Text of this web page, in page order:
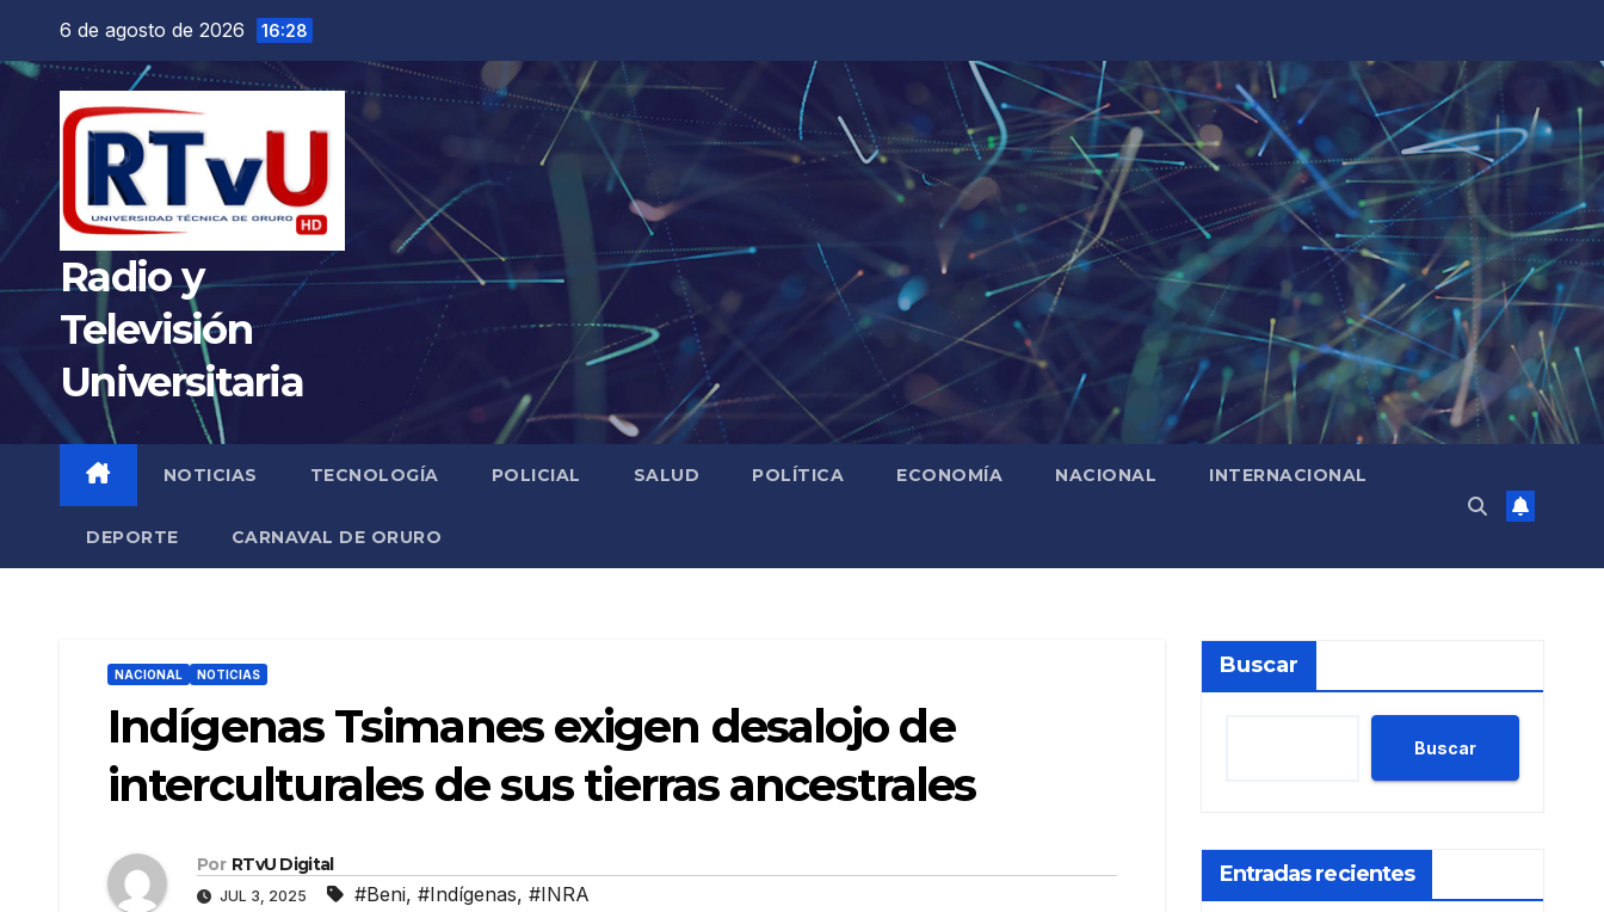
contenido
6 de agosto de 2026 16:28
Radio y
Televisión
Universitaria
NOTICIAS TECNOLOGÍA POLICIAL SALUD POLÍTICA ECONOMÍA NACIONAL INTERNACIONAL
DEPORTE CARNAVAL DE ORURO
NACIONAL NOTICIAS
Indígenas Tsimanes exigen desalojo de
interculturales de sus tierras ancestrales
Por RTvU Digital
JUL 3, 2025 #Beni, #Indígenas, #INRA
Buscar
Buscar
Entradas recientes